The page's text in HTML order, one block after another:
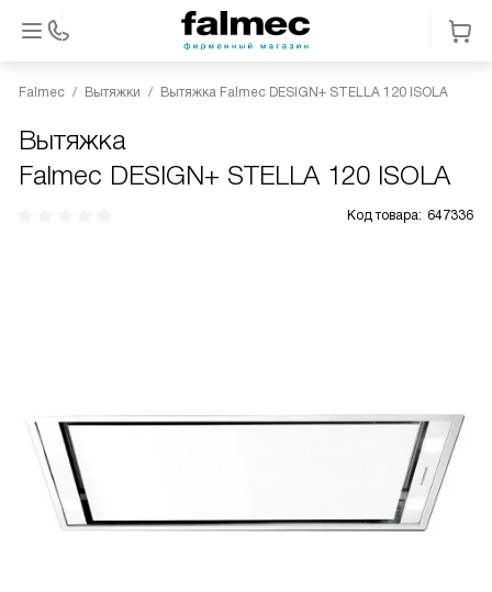
Falmec Вытяжки Вытяжка Falmec DESIGN+ STELLA 120 ISOLA
Вытяжка
Falmec DESIGN+ STELLA 120 ISOLA
Код товара: 647336